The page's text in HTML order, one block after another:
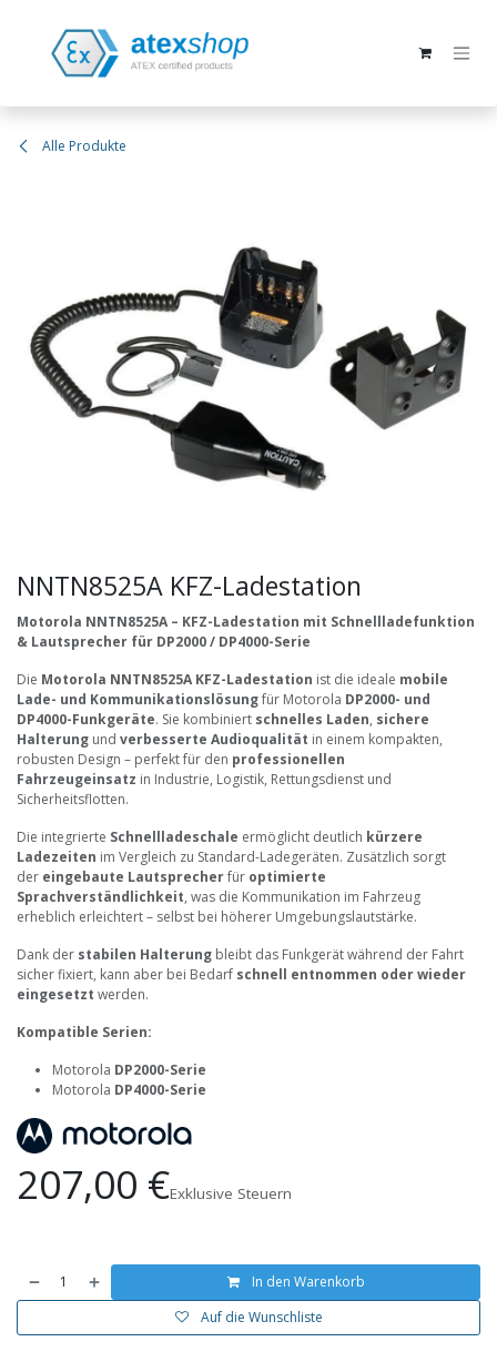
Alle Produkte
NNTN8525A KFZ-Ladestation
Motorola NNTN8525A – KFZ-Ladestation mit Schnellladefunktion
& Lautsprecher für DP2000 / DP4000-Serie
Die Motorola NNTN8525A KFZ-Ladestation ist die ideale mobile
Lade- und Kommunikationslösungfür Motorola DP2000- und
DP4000-Funkgeräte. Sie kombiniert schnelles Laden, sichere
Halterung und verbesserte Audioqualität in einem kompakten,
robusten Design – perfekt für den professionellen
Fahrzeugeinsatz in Industrie, Logistik, Rettungsdienst und
Sicherheitsflotten.
Die integrierte Schnellladeschale ermöglicht deutlich kürzere
Ladezeiten im Vergleich zu Standard-Ladegeräten. Zusätzlich sorgt
der eingebaute Lautsprecherfür optimierte
Sprachverständlichkeit, was die Kommunikation im Fahrzeug
erheblich erleichtert – selbst bei höherer Umgebungslautstärke.
Dank der stabilen Halterung bleibt das Funkgerät während der Fahrt
sicher fixiert, kann aber bei Bedarf schnell entnommen oder wieder
eingesetzt werden.
Kompatible Serien:
Motorola DP2000-Serie
Motorola DP4000-Serie
207,00 €Exklusive Steuern
In den Warenkorb
Auf die Wunschliste